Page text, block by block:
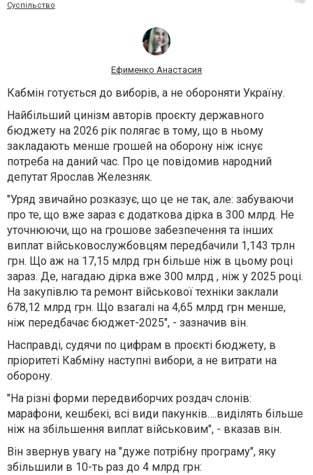
Суспільство
Ефименко Анастасия
Кабмін готується до виборів, а не обороняти Україну.
Найбільший цинізм авторів проєкту державного
бюджету на 2026 рік полягає в тому, що в ньому
закладають менше грошей на оборону ніж існує
потреба на даний час. Про це повідомив народний
депутат Ярослав Железняк.
"Уряд звичайно розказує, що це не так, але: забуваючи
про те, що вже зараз є додаткова дірка в 300 млрд. Не
уточнюючи, що на грошове забезпечення та інших
виплат військовослужбовцям передбачили 1,143 трлн
грн. Що аж на 17,15 млрд грн більше ніж в цьому році
зараз. Де, нагадаю дірка вже 300 млрд , ніж у 2025 році.
На закупівлю та ремонт військової техніки заклали
678,12 млрд грн. Що взагалі на 4,65 млрд грн менше,
ніж передбачає бюджет-2025", - зазначив він.
Насправді, судячи по цифрам в проєкті бюджету, в
пріоритеті Кабміну наступні вибори, а не витрати на
оборону.
"На різні форми передвиборчих роздач слонів:
марафони, кешбекі, всі види пакунків….виділять більше
ніж на збільшення виплат військовим", - вказав він.
Він звернув увагу на "дуже потрібну програму", яку
збільшили в 10-ть раз до 4 млрд грн: